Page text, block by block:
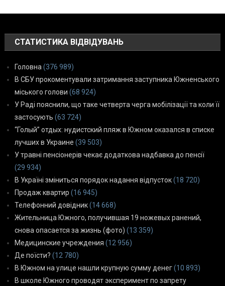
СТАТИСТИКА ВІДВІДУВАНЬ
Головна (376 989)
В СБУ прокоментували затримання заступника Южненського
міського голови (68 924)
У Раді пояснили, що таке четверта черга мобілізації та коли її
застосують (63 724)
“Голый” отдых: нудистский пляж в Южном оказался в списке
лучших в Украине (39 503)
У травні пенсіонерів чекає додаткова надбавка до пенсії
(29 934)
В Україні зміниться порядок надання відпусток(18 720)
Продаж квартир (16 945)
Телефонний довідник(14 668)
Жительница Южного, получившая 19 ножевых ранений,
снова опасается за жизнь (фото) (13 359)
Медицинские учреждения (12 956)
Де поїсти? (12 780)
В Южном на улице нашли крупную сумму денег(10 893)
В школе Южного проводят эксперимент по запрету